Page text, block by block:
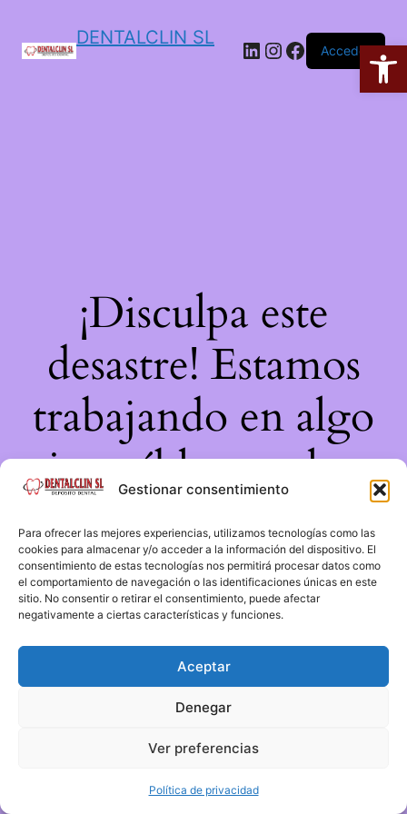
Gestionar consentimiento
Para ofrecer las mejores experiencias, utilizamos tecnologías como las
cookies para almacenar y/o acceder a la información del dispositivo. El
consentimiento de estas tecnologías nos permitirá procesar datos como
el comportamiento de navegación o las identificaciones únicas en este
sitio. No consentir o retirar el consentimiento, puede afectar
negativamente a ciertas características y funciones.
Aceptar
Denegar
Ver preferencias
Política de privacidad
DENTALCLIN SL
Acceder
¡Disculpa este
desastre! Estamos
trabajando en algo
increíble, ¡vuelve
pronto!